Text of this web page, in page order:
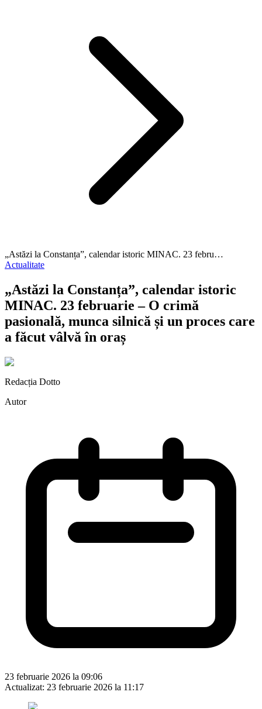
„Astăzi la Constanța”, calendar istoric MINAC. 23 febru…
Actualitate
„Astăzi la Constanța”, calendar istoric
MINAC. 23 februarie – O crimă
pasională, munca silnică și un proces care
a făcut vâlvă în oraș
Redacția Dotto
Autor
23 februarie 2026 la 09:06
Actualizat: 23 februarie 2026 la 11:17